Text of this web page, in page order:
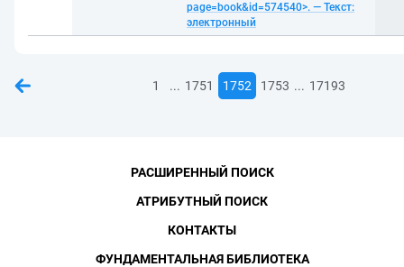
page=book&id=574540>. — Текст:
электронный
1 ... 1751 1752 1753 ... 17193
РАСШИРЕННЫЙ ПОИСК
АТРИБУТНЫЙ ПОИСК
КОНТАКТЫ
ФУНДАМЕНТАЛЬНАЯ БИБЛИОТЕКА